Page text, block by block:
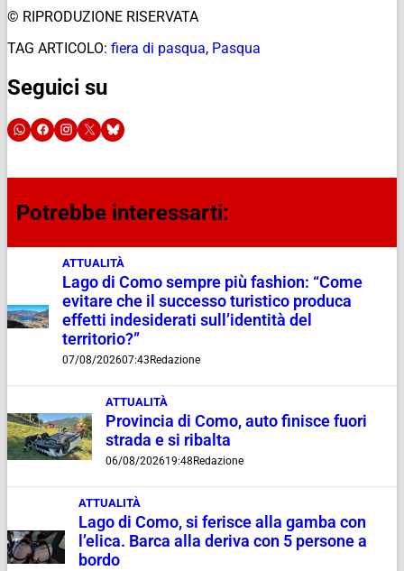
© RIPRODUZIONE RISERVATA
TAG ARTICOLO: fiera di pasqua, Pasqua
Seguici su
Potrebbe interessarti:
ATTUALITÀ
Lago di Como sempre più fashion: “Come
evitare che il successo turistico produca
effetti indesiderati sull’identità del
territorio?”
07/08/202607:43 Redazione
ATTUALITÀ
Provincia di Como, auto finisce fuori
strada e si ribalta
06/08/202619:48 Redazione
ATTUALITÀ
Lago di Como, si ferisce alla gamba con
l’elica. Barca alla deriva con 5 persone a
bordo